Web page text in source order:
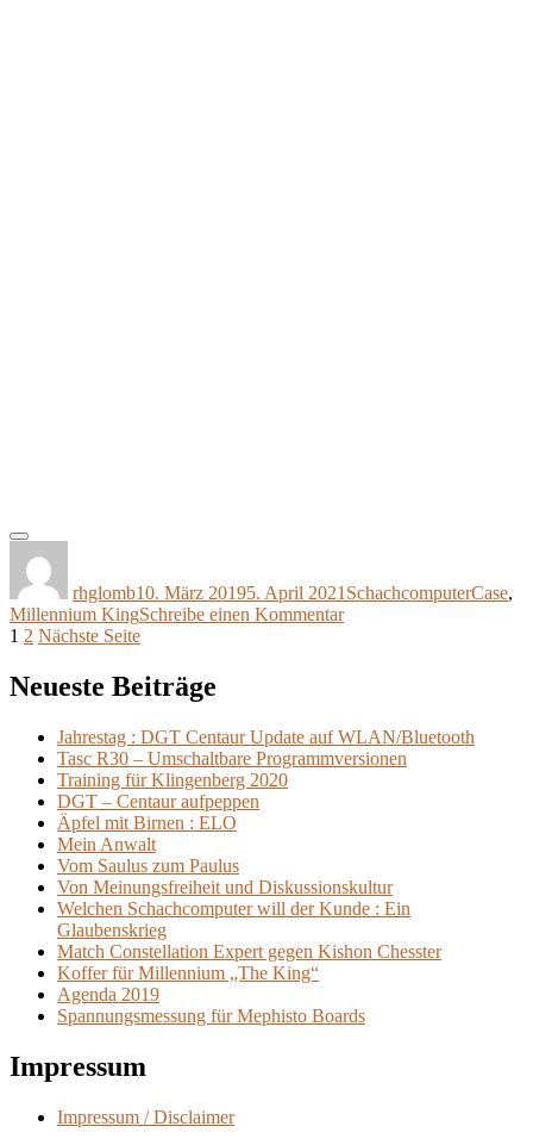
rhglomb10. März 20195. April 2021 SchachcomputerCase,
Millennium KingSchreibe einen Kommentarzu
Seitennummerierung
der
Beiträge
Seite
1 Seite
2 Nächste Seite
Neueste Beiträge
Jahrestag : DGT Centaur Update auf WLAN/Bluetooth
Tasc R30 – Umschaltbare Programmversionen
Training für Klingenberg 2020
DGT – Centaur aufpeppen
Äpfel mit Birnen : ELO
Mein Anwalt
Vom Saulus zum Paulus
Von Meinungsfreiheit und Diskussionskultur
Welchen Schachcomputer will der Kunde : Ein
Glaubenskrieg
Match Constellation Expert gegen Kishon Chesster
Koffer für Millennium „The King“
Agenda 2019
Spannungsmessung für Mephisto Boards
Impressum
Impressum / Disclaimer